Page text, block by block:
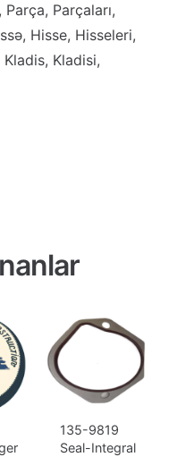
Parçaları,
Hisse, Hisseleri,
Kladisi,
135-9819
Seal-Integral